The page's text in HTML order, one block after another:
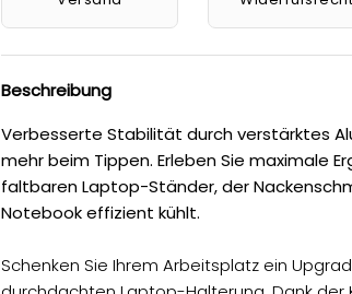
Beschreibung
Verbesserte Stabilität durch verstärktes
mehr beim Tippen. Erleben Sie maximale
faltbaren Laptop-Ständer, der
Notebook effizient kühlt.
Schenken Sie Ihrem Arbeitsplatz ein